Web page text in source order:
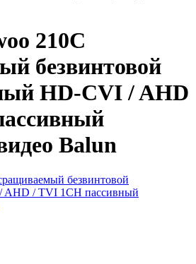
210C
безвинтовой
HD-CVI / AHD
Balun